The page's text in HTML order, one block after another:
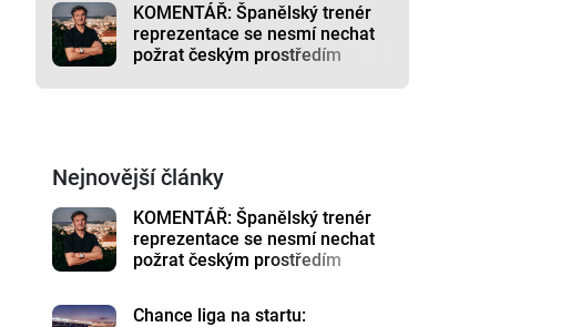
KOMENTÁŘ: Španělský trenér
reprezentace se nesmí nechat
požrat českým prostředím
Nejnovější články
KOMENTÁŘ: Španělský trenér
reprezentace se nesmí nechat
požrat českým prostředím
Chance liga na startu: